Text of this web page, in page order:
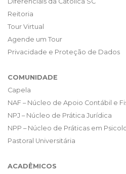
Reitoria
Tour Virtual
Agende um Tour
Privacidade e Proteção de Dados
COMUNIDADE
Capela
NAF – Núcleo de Apoio Contábil e
NPJ – Núcleo de Prática Jurídica
NPP – Núcleo de Práticas em
Pastoral Universitária
ACADÊMICOS